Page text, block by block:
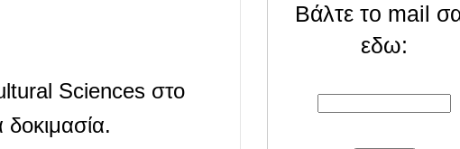
Sciences στο
Βάλτε το mail
εδω: